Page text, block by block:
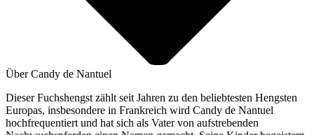
Über Candy de Nantuel
Dieser Fuchshengst zählt seit Jahren zu den beliebtesten Hengsten
Europas, insbesondere in Frankreich wird Candy de Nantuel
hochfrequentiert und hat sich als Vater von aufstrebenden